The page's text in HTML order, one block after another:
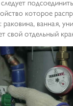
которое
ванная,
свой отдельный